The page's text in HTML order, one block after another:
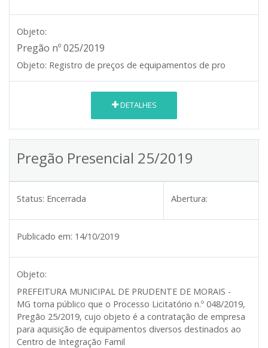
Objeto:
Pregão nº 025/2019
Objeto: Registro de preços de equipamentos de pro
DETALHES
Pregão Presencial 25/2019
Status: Encerrada Abertura:
Publicado em: 14/10/2019
Objeto:
PREFEITURA MUNICIPAL DE PRUDENTE DE MORAIS -
MG torna público que o Processo Licitatório n.º 048/2019,
Pregão 25/2019, cujo objeto é a contratação de empresa
para aquisição de equipamentos diversos destinados ao
Centro de Integração Famil